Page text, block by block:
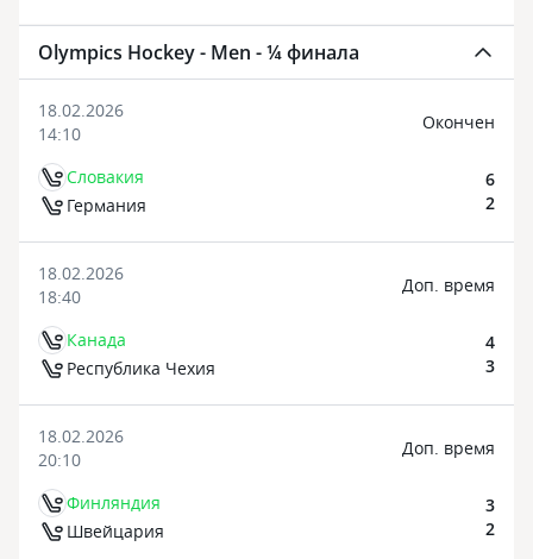
Olympics Hockey - Men - ¼ финала
18.02.2026
14:10
Словакия
Германия
Oкончен
6
2
18.02.2026
18:40
Канада
Республика Чехия
Доп. время
4
3
18.02.2026
20:10
Финляндия
Швейцария
Доп. время
3
2